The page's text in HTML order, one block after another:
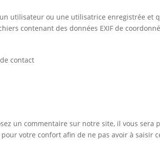
utilisateur ou une utilisatrice enregistrée et
contenant des données EXIF de
contact
un commentaire sur notre site, il vous sera
votre confort afin de ne pas avoir à saisir